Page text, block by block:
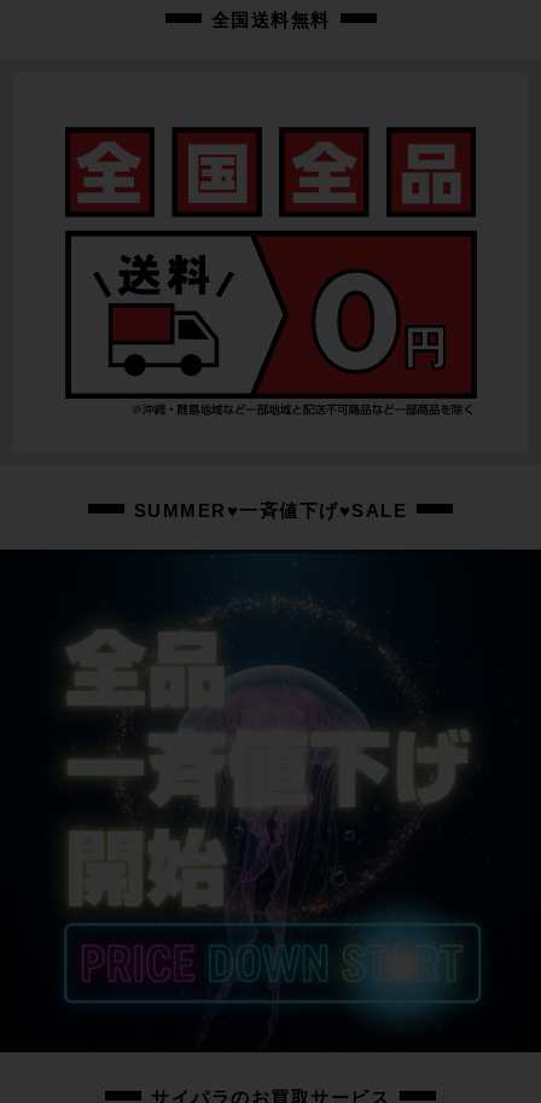
全国送料無料
SUMMER♥一斉値下げ♥SALE
サイパラのお買取サービス